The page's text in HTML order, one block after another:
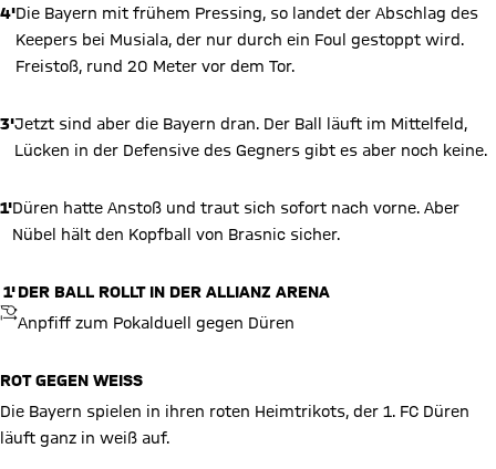
4'Die Bayern mit frühem Pressing, so landet der Abschlag des
Keepers bei Musiala, der nur durch ein Foul gestoppt wird.
Freistoß, rund 20 Meter vor dem Tor.
3'Jetzt sind aber die Bayern dran. Der Ball läuft im Mittelfeld,
Lücken in der Defensive des Gegners gibt es aber noch keine.
1'Düren hatte Anstoß und traut sich sofort nach vorne. Aber
Nübel hält den Kopfball von Brasnic sicher.
1'
ANPFIFF
DER BALL ROLLT IN DER ALLIANZ ARENA
Anpfiff zum Pokalduell gegen Düren
ROT GEGEN WEISS
Die Bayern spielen in ihren roten Heimtrikots, der 1. FC Düren
läuft ganz in weiß auf.